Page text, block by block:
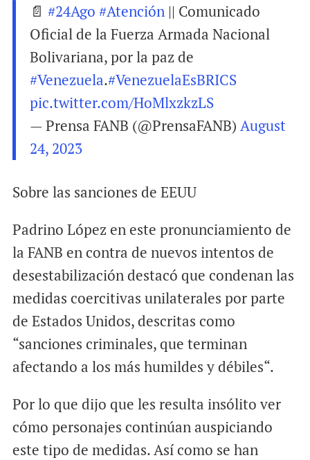
📄 #24Ago #Atención|| Comunicado
Oficial de la Fuerza Armada Nacional
Bolivariana, por la paz de
#Venezuela.#VenezuelaEsBRICS
pic.twitter.com/HoMlxzkzLS
— Prensa FANB (@PrensaFANB) August
24, 2023
Sobre las sanciones de EEUU
Padrino López en este pronunciamiento de
la FANB en contra de nuevos intentos de
desestabilización destacó que condenan las
medidas coercitivas unilaterales por parte
de Estados Unidos, descritas como
“sanciones criminales, que terminan
afectando a los más humildes y débiles“.
Por lo que dijo que les resulta insólito ver
cómo personajes continúan auspiciando
este tipo de medidas. Así como se han